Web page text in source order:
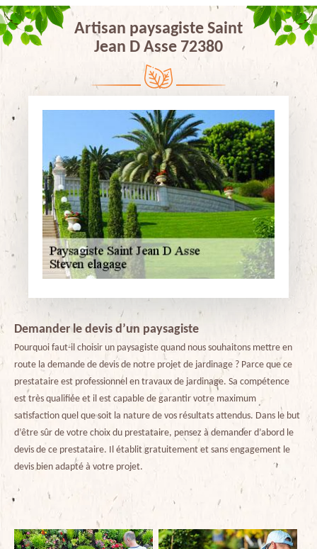
Artisan paysagiste Saint
Jean D Asse 72380
Demander le devis d’un paysagiste
Pourquoi faut-il choisir un paysagiste quand nous souhaitons mettre en
route la demande de devis de notre projet de jardinage ? Parce que ce
prestataire est professionnel en travaux de jardinage. Sa compétence
est très qualifiée et il est capable de garantir votre maximum
satisfaction quel que soit la nature de vos résultats attendus. Dans le but
d’être sûr de votre choix du prestataire, pensez à demander d’abord le
devis de ce prestataire. Il établit gratuitement et sans engagement le
devis bien adapté à votre projet.